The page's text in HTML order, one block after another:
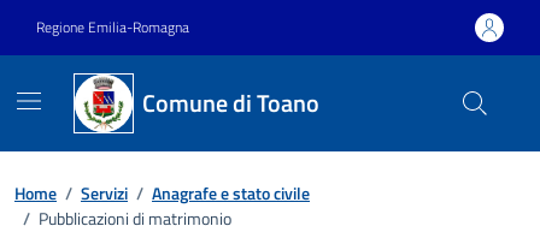
Regione Emilia-Romagna
Comune di Toano
Home / Servizi / Anagrafe e stato civile
/ Pubblicazioni di matrimonio